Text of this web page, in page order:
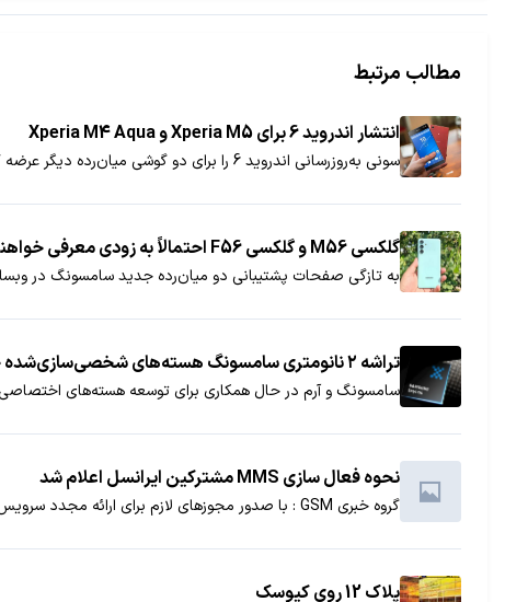
مطالب مرتبط
انتشار اندروید 6 برای Xperia M5 و Xperia M4 Aqua
سونی به‌روزرسانی اندروید 6 را برای دو گوشی میان‌رده دیگر عرضه کرد. اکسپریا ام 4 آکوا و اکسپریا ام 5 جدیدترین گوشی‌های این شرکت ژاپنی هستند که به اندروید 6 آپدیت می‌شوند.
گلکسی M56 و گلکسی F56 احتمالاً به زودی معرفی خواهند شد
به تازگی صفحات پشتیبانی دو میان‌رده جدید سامسونگ در
تراشه ۲ نانومتری سامسونگ هسته‌های شخصی‌سازی‌شده خواهد داشت
سامسونگ و آرم در حال همکاری برای توسعه‌ هسته‌های اختصاصی برای تراشه ۲ نانومتری غول
نحوه فعال سازی MMS مشترکین ایرانسل اعلام شد
گروه خبری GSM : با صدور مجوزهای لازم برای ارائه مجدد سرویس پیام های چند رسانه ای (MMS)، نحوه فعال سازی این سرویس پیشرفته برای مشترکین ایرانسل اعلام شد
پلاک 12 روی کیوسک